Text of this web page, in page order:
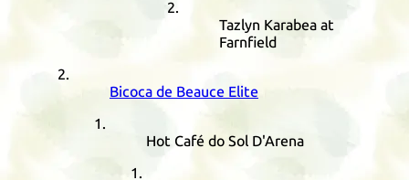
Tazlyn Karabea at
Farnfield
Bicoca de Beauce Elite
Hot Café do Sol D'Arena